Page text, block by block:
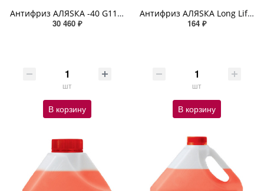
Антифриз АЛЯSКА -40 G11 RED 210кг
30 460 ₽
шт
В корзину
Антифриз АЛЯSКА Long Life G11 зеленый Карбоксилатный -40C 1кг
164 ₽
шт
В корзину